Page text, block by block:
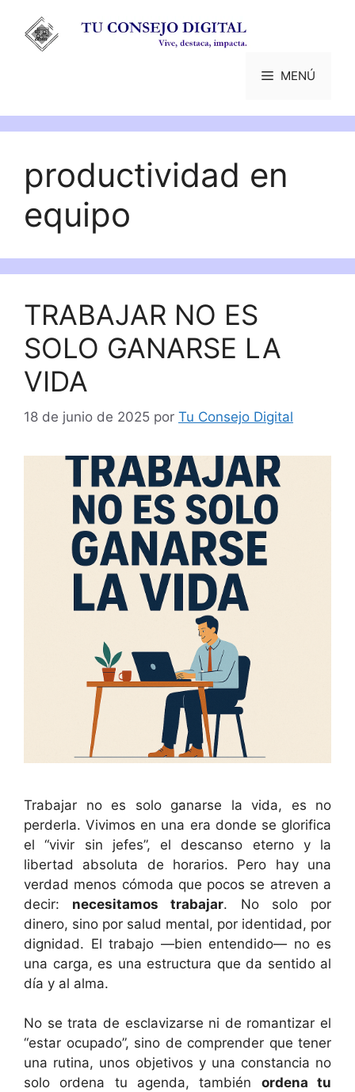
contenido
MENÚ
productividad en
equipo
TRABAJAR NO ES
SOLO GANARSE LA
VIDA
18 de junio de 2025 por Tu Consejo Digital
Trabajar no es solo ganarse la vida, es no
perderla. Vivimos en una era donde se glorifica
el “vivir sin jefes”, el descanso eterno y la
libertad absoluta de horarios. Pero hay una
verdad menos cómoda que pocos se atreven a
decir: necesitamos trabajar. No solo por
dinero, sino por salud mental, por identidad, por
dignidad. El trabajo —bien entendido— no es
una carga, es una estructura que da sentido al
día y al alma.
No se trata de esclavizarse ni de romantizar el
“estar ocupado”, sino de comprender que tener
una rutina, unos objetivos y una constancia no
solo ordena tu agenda, también ordena tu